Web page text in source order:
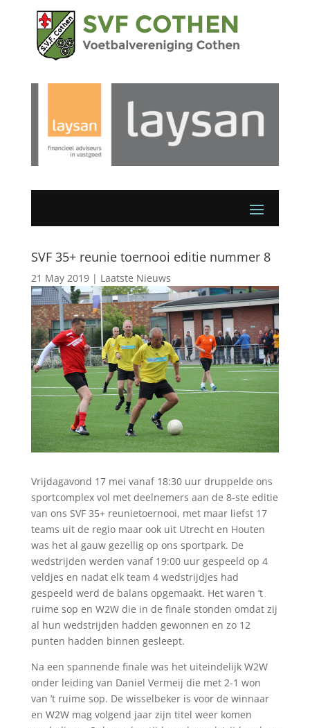
SVF 35+ reunie toernooi editie nummer 8
21 May 2019| Laatste Nieuws
Vrijdagavond 17 mei vanaf 18:30 uur druppelde ons
sportcomplex vol met deelnemers aan de 8-ste editie
van ons SVF 35+ reunietoernooi, met maar liefst 17
teams uit de regio maar ook uit Utrecht en Houten
was het al gauw gezellig op ons sportpark. De
wedstrijden werden vanaf 19:00 uur gespeeld op 4
veldjes en nadat elk team 4 wedstrijdjes had
gespeeld werd de balans opgemaakt. Het waren ’t
ruime sop en W2W die in de finale stonden omdat zij
al hun wedstrijden hadden gewonnen en zo 12
punten hadden binnen gesleept.
Na een spannende finale was het uiteindelijk W2W
onder leiding van Daniel Vermeij die met 2-1 won
van ’t ruime sop. De wisselbeker is voor de winnaar
en W2W mag volgend jaar zijn titel weer komen